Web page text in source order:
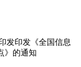
发印发《全国信息
》的通知